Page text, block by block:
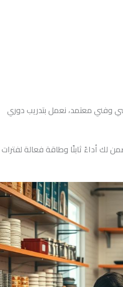
وفني معتمد، نعمل بتدريب دوري
لك أداءً ثابتًا وطاقة فعالة لفترات